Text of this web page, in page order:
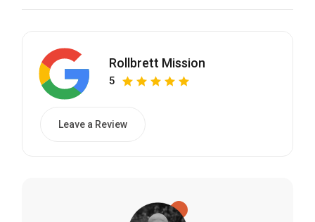
Rollbrett Mission
5
Leave a Review